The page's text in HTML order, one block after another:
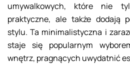
umywalkowych, które nie
praktyczne, ale także dodają
stylu. Ta minimalistyczna i
staje się popularnym
wnętrz, pragnących uwydatnić